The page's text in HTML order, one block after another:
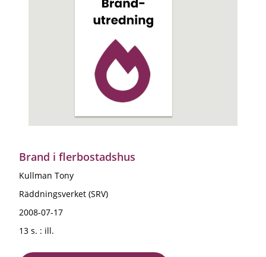
Brand i flerbostadshus
Kullman Tony
Räddningsverket (SRV)
2008-07-17
13 s. : ill.